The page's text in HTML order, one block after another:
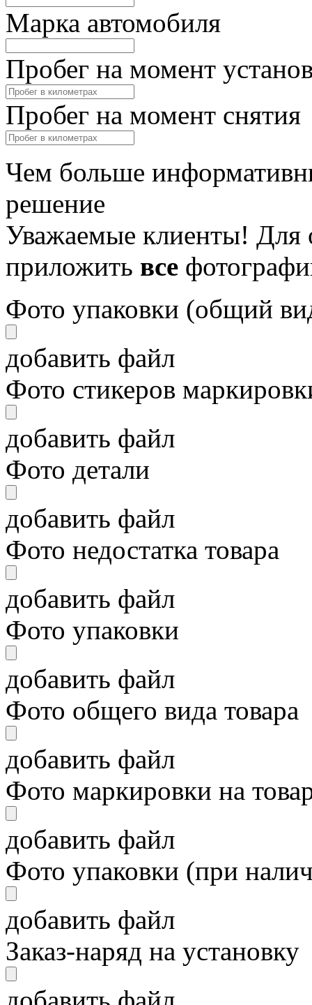
Марка автомобиля
Пробег на момент
Пробег на момент снятия
Чем больше
решение
Уважаемые клиенты! Для
приложить все
Фото упаковки (общий
добавить файл
Фото стикеров
добавить файл
Фото детали
добавить файл
Фото недостатка товара
добавить файл
Фото упаковки
добавить файл
Фото общего вида товара
добавить файл
Фото маркировки на
добавить файл
Фото упаковки (при
добавить файл
Заказ-наряд на установку